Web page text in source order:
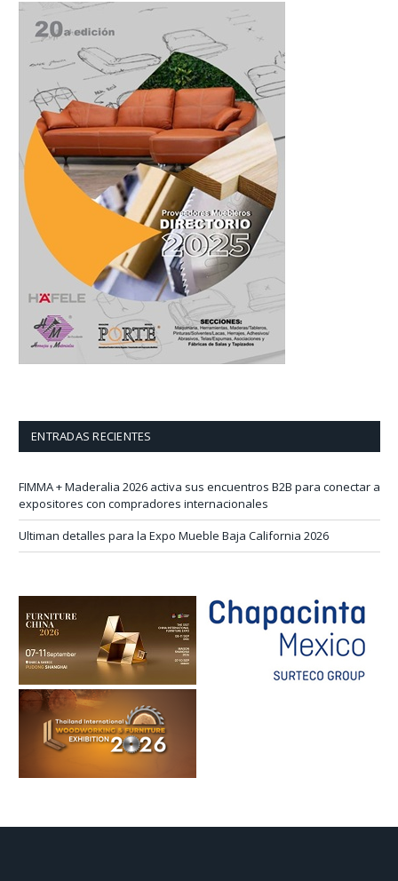
ENTRADAS RECIENTES
FIMMA + Maderalia 2026 activa sus encuentros B2B para conectar a
expositores con compradores internacionales
Ultiman detalles para la Expo Mueble Baja California 2026